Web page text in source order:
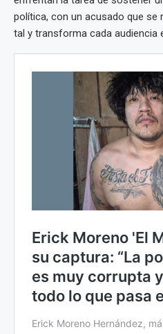
política, con un acusado que
tal y transforma cada audiencia